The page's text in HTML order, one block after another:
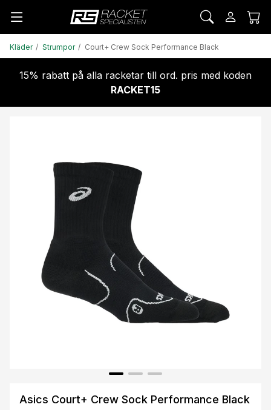
Kläder Strumpor Court+ Crew Sock Performance Black
15% rabatt på alla racketar till ord. pris med koden
RACKET15
Asics Court+ Crew Sock Performance Black